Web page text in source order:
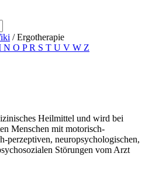
/ Ergotherapie
N O PR S T U V W Z
Heilmittel und wird bei
Menschen mit motorisch-
perzeptiven, neuropsychologischen,
Störungen vom Arzt